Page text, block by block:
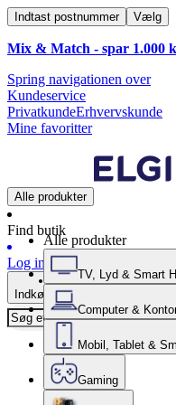
Indtast postnummer Vælg
Mix & Match - spar 1.000
Spring navigationen over
Kundeservice
PrivatkundeErhvervskunde
Mine favoritter
Alle produkter
Find butik
Log ind
Indkøbskurv
Alle produkter
TV, Lyd & Smart
Computer &
Mobil, Tablet &
Gaming